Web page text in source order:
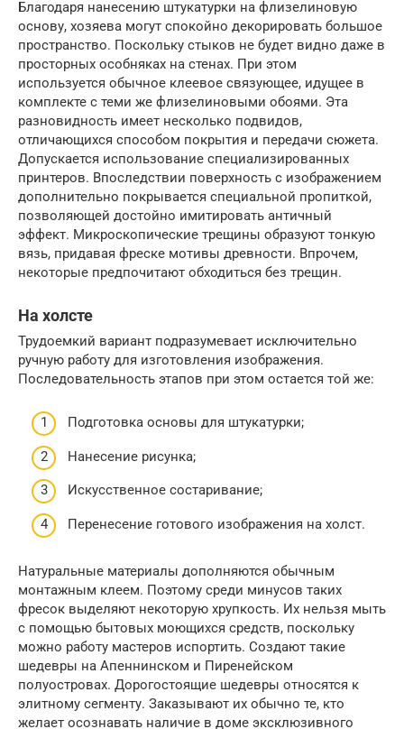
Благодаря нанесению штукатурки на флизелиновую
основу, хозяева могут спокойно декорировать большое
пространство. Поскольку стыков не будет видно даже в
просторных особняках на стенах. При этом
используется обычное клеевое связующее, идущее в
комплекте с теми же флизелиновыми обоями. Эта
разновидность имеет несколько подвидов,
отличающихся способом покрытия и передачи сюжета.
Допускается использование специализированных
принтеров. Впоследствии поверхность с изображением
дополнительно покрывается специальной пропиткой,
позволяющей достойно имитировать античный
эффект. Микроскопические трещины образуют тонкую
вязь, придавая фреске мотивы древности. Впрочем,
некоторые предпочитают обходиться без трещин.
На холсте
Трудоемкий вариант подразумевает исключительно
ручную работу для изготовления изображения.
Последовательность этапов при этом остается той же:
Подготовка основы для штукатурки;
Нанесение рисунка;
Искусственное состаривание;
Перенесение готового изображения на холст.
Натуральные материалы дополняются обычным
монтажным клеем. Поэтому среди минусов таких
фресок выделяют некоторую хрупкость. Их нельзя мыть
с помощью бытовых моющихся средств, поскольку
можно работу мастеров испортить. Создают такие
шедевры на Апеннинском и Пиренейском
полуостровах. Дорогостоящие шедевры относятся к
элитному сегменту. Заказывают их обычно те, кто
желает осознавать наличие в доме эксклюзивного